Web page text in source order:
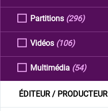
Partitions (296)
Vidéos (106)
Multimédia (54)
ÉDITEUR / PRODUCTEUR